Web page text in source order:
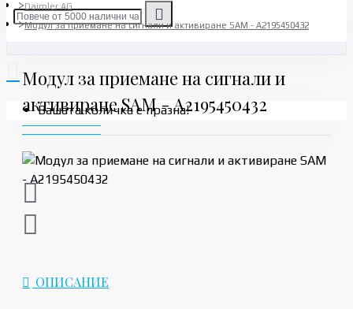
Вашата количка е празна!
Daimler AG
Модул за приемане на сигнали и активиране SAM - A2195450432
Модул за приемане на сигнали и
активиране SAM - A2195450432
ОПИСАНИЕ